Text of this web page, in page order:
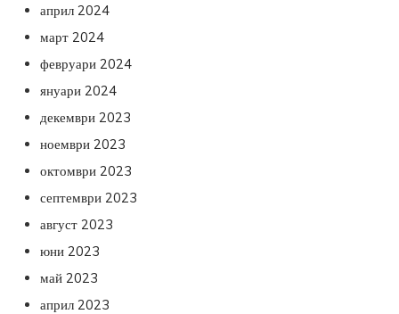
април 2024
март 2024
февруари 2024
януари 2024
декември 2023
ноември 2023
октомври 2023
септември 2023
август 2023
юни 2023
май 2023
април 2023